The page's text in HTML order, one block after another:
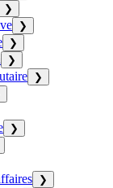
❯
❯
❯
❯
❯
❯
❯